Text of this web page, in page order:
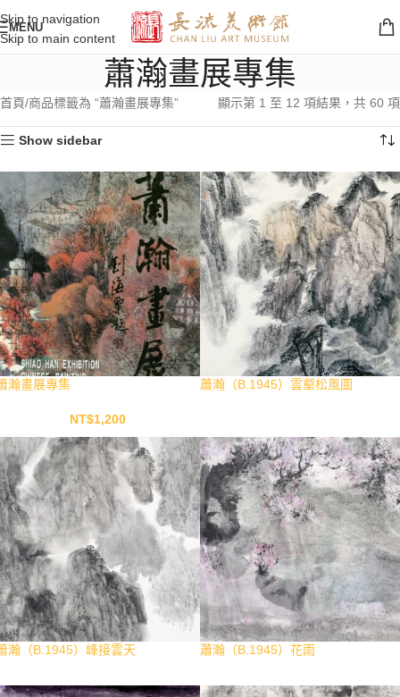
Skip to navigation
Skip to main content
MENU
蕭瀚畫展專集
首頁 商品標籤為 “蕭瀚畫展專集” 顯示第 1 至 12 項結果，共 60 項
Show sidebar
瀚畫展專集
NT$1,200
蕭瀚（B.1945）雲壑松風圖
瀚（B.1945）峰接雲天 蕭瀚（B.1945）花雨